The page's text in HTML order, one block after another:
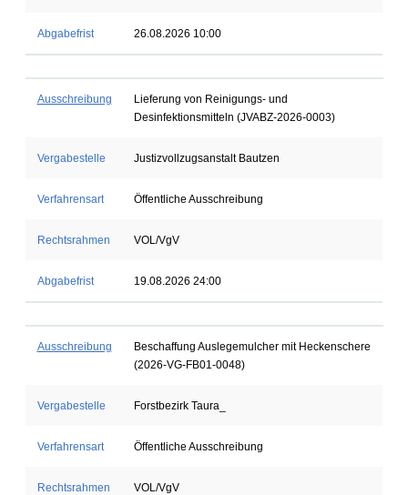
Abgabefrist 26.08.2026 10:00
Ausschreibung
Lieferung von Reinigungs- und
Desinfektionsmitteln (JVABZ-2026-0003)
Vergabestelle Justizvollzugsanstalt Bautzen
Verfahrensart Öffentliche Ausschreibung
Rechtsrahmen VOL/VgV
Abgabefrist 19.08.2026 24:00
Ausschreibung
Beschaffung Auslegemulcher mit Heckenschere
(2026-VG-FB01-0048)
Vergabestelle Forstbezirk Taura_
Verfahrensart Öffentliche Ausschreibung
Rechtsrahmen VOL/VgV